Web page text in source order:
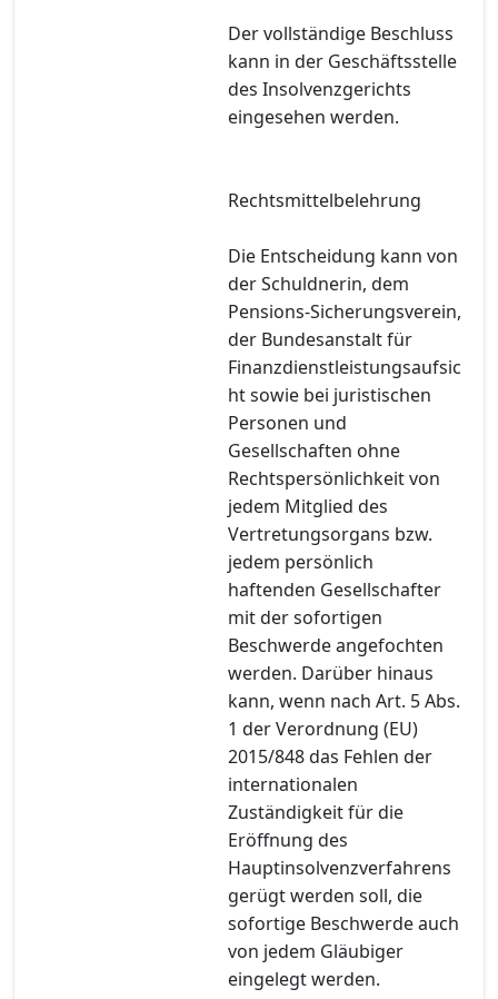
Der vollständige Beschluss
kann in der Geschäftsstelle
des Insolvenzgerichts
eingesehen werden.
Rechtsmittelbelehrung
Die Entscheidung kann von
der Schuldnerin, dem
Pensions-Sicherungsverein,
der Bundesanstalt für
Finanzdienstleistungsaufsic
ht sowie bei juristischen
Personen und
Gesellschaften ohne
Rechtspersönlichkeit von
jedem Mitglied des
Vertretungsorgans bzw.
jedem persönlich
haftenden Gesellschafter
mit der sofortigen
Beschwerde angefochten
werden. Darüber hinaus
kann, wenn nach Art. 5 Abs.
1 der Verordnung (EU)
2015/848 das Fehlen der
internationalen
Zuständigkeit für die
Eröffnung des
Hauptinsolvenzverfahrens
gerügt werden soll, die
sofortige Beschwerde auch
von jedem Gläubiger
eingelegt werden.